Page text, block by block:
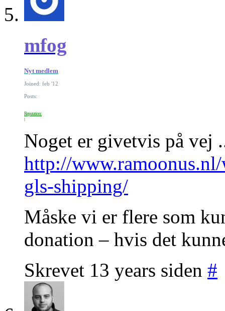
mfog
Nyt medlem
Joined: feb '12
Posts:
Reputation:
Noget er givetvis på vej
http://
gls-shipping/
Måske vi er flere som
donation – hvis det
Skrevet 13 years siden #